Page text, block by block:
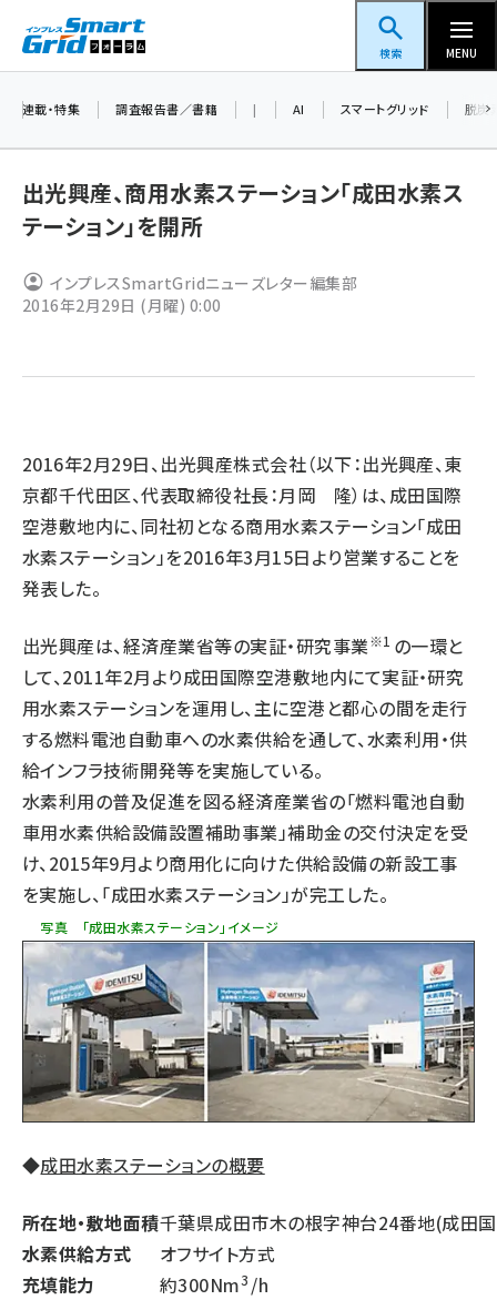
ン
スマートグリッドフォーラム
検索 MENU
新井 (350)
新井宏征 (286)
大串 (216)
aitras (180)
タンデム (145)
連載・特集 調査報告書／書籍 | AI スマートグリッド 脱炭
出光興産、商用水素ステーション「成田水素ス
テーション」を開所
インプレスSmartGridニューズレター編集部
2016年2月29日 (月曜) 0:00
2016年2月29日、出光興産株式会社（以下：出光興産、東
京都千代田区、代表取締役社長：月岡 隆）は、成田国際
空港敷地内に、同社初となる商用水素ステーション「成田
水素ステーション」を2016年3月15日より営業することを
発表した。
出光興産は、経済産業省等の実証・研究事業※1 の一環と
して、2011年2月より成田国際空港敷地内にて実証・研究
用水素ステーションを運用し、主に空港と都心の間を走行
する燃料電池自動車への水素供給を通して、水素利用・供
給インフラ技術開発等を実施している。
水素利用の普及促進を図る経済産業省の「燃料電池自動
車用水素供給設備設置補助事業」補助金の交付決定を受
け、2015年9月より商用化に向けた供給設備の新設工事
を実施し、「成田水素ステーション」が完工した。
写真 「成田水素ステーション」イメージ
◆成田水素ステーションの概要
所在地・敷地面積千葉県成田市木の根字神台24番地(成田
水素供給方式
オフサイト方式
充填能力
約300Nm3 /h